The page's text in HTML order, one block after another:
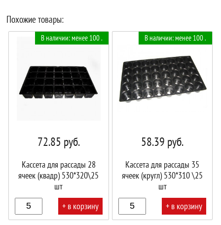
Похожие товары:
В наличии: менее 100 .
72.85 руб.
Кассета для рассады 28
ячеек (квадр) 530*320\25
шт
+ в корзину
В наличии: менее 100 .
58.39 руб.
Кассета для рассады 35
ячеек (кругл) 530*310 \25
шт
+ в корзину